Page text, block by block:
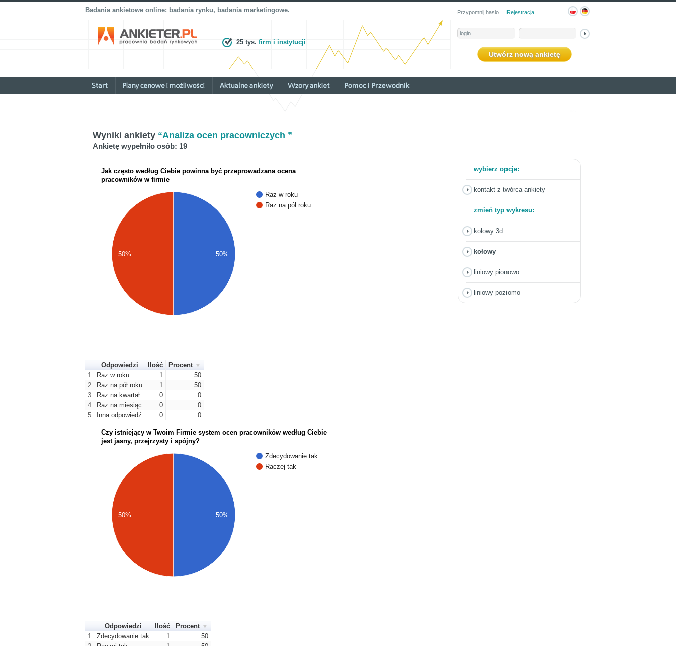
Badania ankietowe online: badania rynku, badania marketingowe.
25 tys. firm i instytucji
Przypomnij hasło Rejestracja
Utwórz nową ankietę
Wyniki ankiety “Analiza ocen pracowniczych ”
Ankietę wypełniło osób: 19
Jak często według Ciebie powinna być przeprowadzana ocena
pracowników w firmie
Raz w roku
Raz na pół roku
50% 50%
Odpowiedzi Ilość
Procent
1
Raz w roku 1
50
2
Raz na pół roku 1
50
3
Raz na kwartał 0
0
4
Raz na miesiąc 0
0
5
Inna odpowiedź 0 0
Czy istniejący w Twoim Firmie system ocen pracowników według Ciebie
jest jasny, przejrzysty i spójny?
Zdecydowanie tak
Raczej tak
50% 50%
Odpowiedzi Ilość
Procent
1
Zdecydowanie tak 1
50
wybierz opcje:
kontakt z twórca ankiety
zmień typ wykresu:
kołowy 3d
kołowy
liniowy pionowo
liniowy poziomo